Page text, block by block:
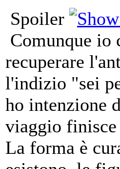
Spoiler
Comunque io
recuperare
l'indizio "sei
ho intenzione
viaggio finisce
La forma è